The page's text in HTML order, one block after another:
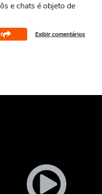
e chats é objeto de
Exibir comentários